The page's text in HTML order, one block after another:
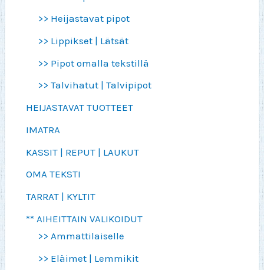
>> Heijastavat pipot
>> Lippikset | Lätsät
>> Pipot omalla tekstillä
>> Talvihatut | Talvipipot
HEIJASTAVAT TUOTTEET
IMATRA
KASSIT | REPUT | LAUKUT
OMA TEKSTI
TARRAT | KYLTIT
** AIHEITTAIN VALIKOIDUT
>> Ammattilaiselle
>> Eläimet | Lemmikit